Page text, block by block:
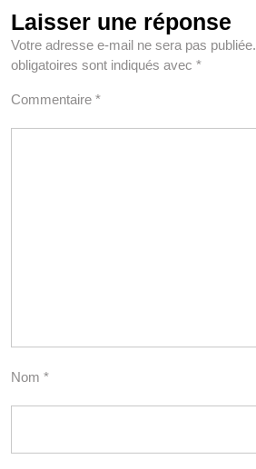
Laisser une réponse
Votre adresse e-mail ne sera pas publiée.
obligatoires sont indiqués avec *
Commentaire *
Nom *